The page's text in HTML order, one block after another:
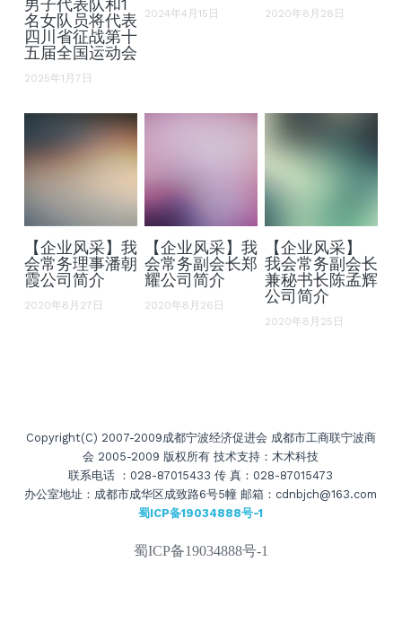
男子代表队和1
名女队员将代表
四川省征战第十
五届全国运动会
2025年1月7日
2024年4月15日 2020年8月28日
【企业风采】我
会常务理事潘朝
霞公司简介
2020年8月27日
【企业风采】我
会常务副会长郑
耀公司简介
2020年8月26日
【企业风采】
我会常务副会长
兼秘书长陈孟辉
公司简介
2020年8月25日
Copyright(C) 2007-2009成都宁波经济促进会 成都市工商联宁波商
会 2005-2009 版权所有 技术支持：木术科技
联系电话 ：028-87015433 传 真：028-87015473
办公室地址：成都市成华区成致路6号5幢 邮箱：cdnbjch@163.com
蜀ICP备19034888号-1
蜀ICP备19034888号-1